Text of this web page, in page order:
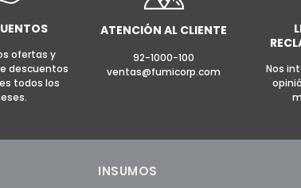
ofertas y
descuentos
todos los
ATENCIÓN AL CLIENTE
92-1000-100
ventas@fumicorp.com
Nos
INSUMOS